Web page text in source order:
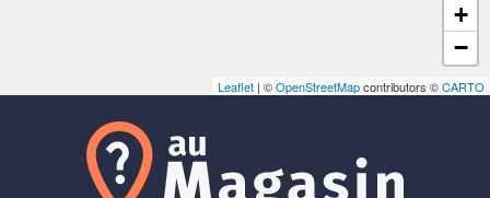
+
−
Leaflet | ©OpenStreetMapcontributors ©CARTO